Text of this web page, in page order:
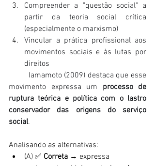
Compreender a "questão social" a
partir da teoria social crítica
(especialmente o marxismo)
Vincular a prática profissional aos
movimentos sociais e às lutas por
direitos
movimento expressa um processo de
ruptura teórica e política com o lastro
conservador das origens do serviço
social.
Analisando as alternativas:
(A) ✅ Correta → expressa